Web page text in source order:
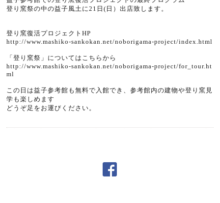
登り窯祭の中の益子風土に21日(日）出店致します。
登り窯復活プロジェクトHP
http://www.mashiko-sankokan.net/noborigama-project/index.html
「登り窯祭」についてはこちらから
http://www.mashiko-sankokan.net/noborigama-project/for_tour.ht
ml
この日は益子参考館も無料で入館でき、参考館内の建物や登り窯見
学も楽しめます
どうぞ足をお運びください。